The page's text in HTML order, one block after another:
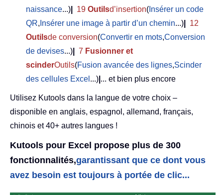
naissance...) 19 Outilsd’insertion( Insérer un code
QR, Insérer une image à partir d’un chemin...)
12
Outilsde conversion(Convertir en mots,Conversion
de devises...) 7 Fusionner et
scinderOutils(Fusion avancée des lignes,Scinder
des cellules Excel ...) ... et bien plus encore
Utilisez Kutools dans la langue de votre choix –
disponible en anglais, espagnol, allemand, français,
chinois et 40+ autres langues !
Kutools pour Excel propose plus de 300
fonctionnalités,garantissant que ce dont vous
avez besoin est toujours à portée de clic...